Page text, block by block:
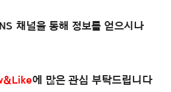
채널을 통해 정보를 얻으시나
에 많은 관심 부탁드립니다